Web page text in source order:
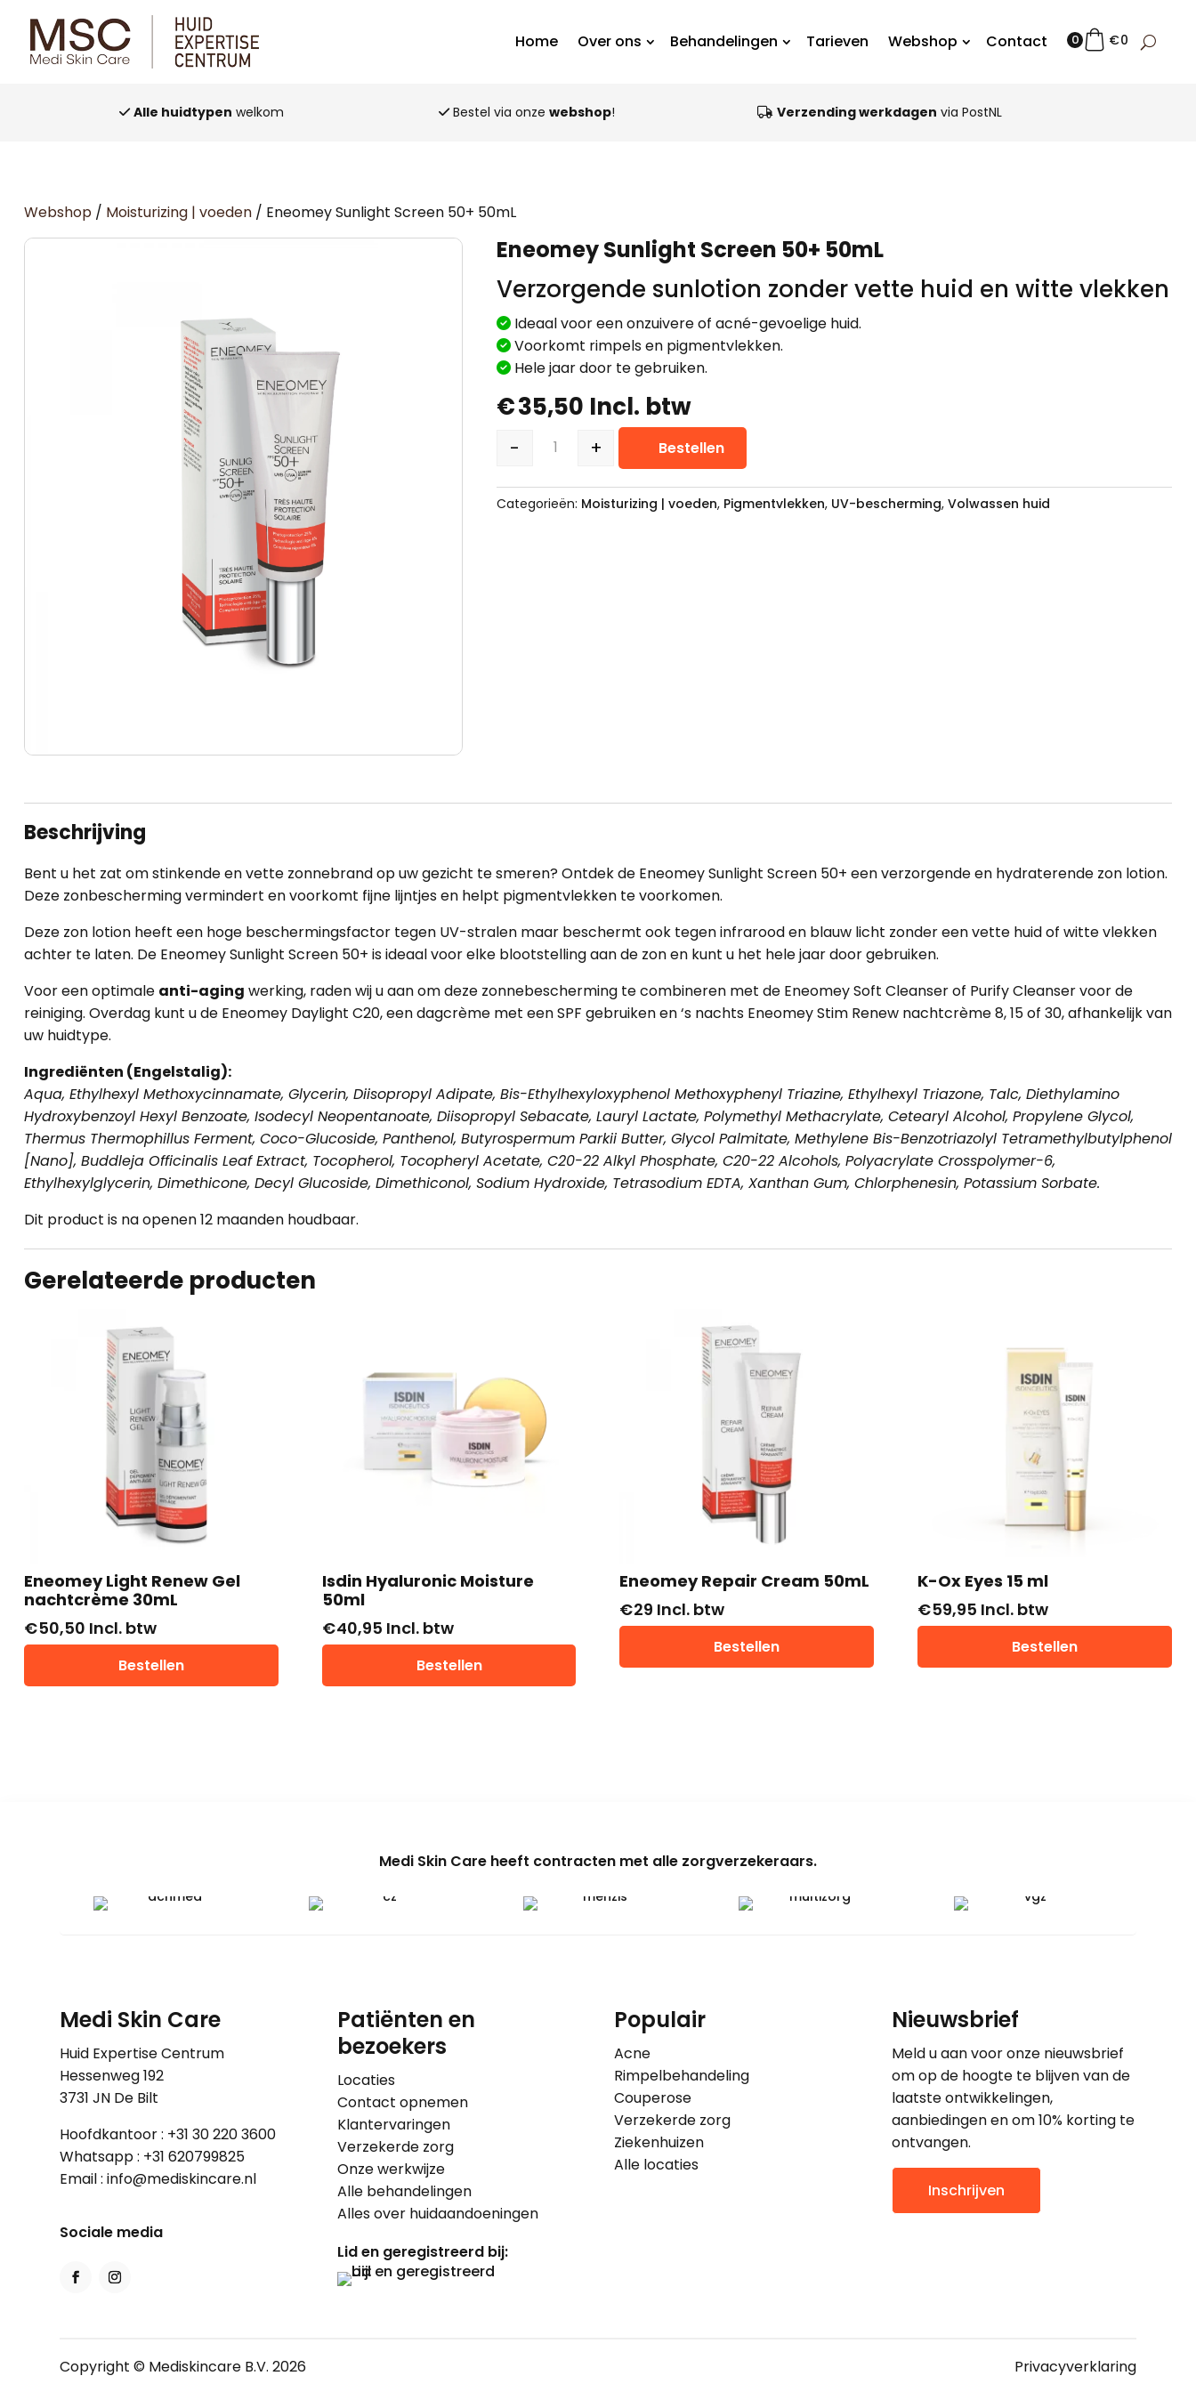
Home Over ons Behandelingen Tarieven Webshop Contact 0 €0
Alle huidtypen welkom Bestel via onze webshop! Verzending werkdagen via PostNL
Webshop/ Moisturizing | voeden/ Eneomey Sunlight Screen 50+ 50mL
Eneomey Sunlight Screen 50+ 50mL
Verzorgende sunlotion zonder vette huid en witte vlekken
Ideaal voor een onzuivere of acné-gevoelige huid.
Voorkomt rimpels en pigmentvlekken.
Hele jaar door te gebruiken.
€35,50 Incl. btw
Eneomey Sunlight Screen 50+ 50mL aantal
- + Bestellen
Categorieën: Moisturizing | voeden, Pigmentvlekken, UV-bescherming,Volwassen huid
Beschrijving
Bent u het zat om stinkende en vette zonnebrand op uw gezicht te smeren? Ontdek de Eneomey Sunlight Screen 50+ een verzorgende en hydraterende zon lotion.
Deze zonbescherming vermindert en voorkomt fijne lijntjesen helpt pigmentvlekkente voorkomen.
Deze zon lotion heeft een hoge beschermingsfactor tegen UV-stralen maar beschermt ook tegen infrarood en blauw licht zonder een vette huid of witte vlekken
achter te laten. De Eneomey Sunlight Screen 50+ is ideaal voor elke blootstelling aan de zon en kunt u het hele jaar door gebruiken.
Voor een optimale anti-aging werking, raden wij u aan om deze zonnebescherming te combineren met de Eneomey Soft Cleanserof Purify Cleanservoor de
reiniging. Overdag kunt u de Eneomey Daylight C20, een dagcrème met een SPF gebruiken en ‘s nachts Eneomey Stim Renew nachtcrème 8,15of 30, afhankelijk van
uw huidtype.
Ingrediënten (Engelstalig):
Aqua, Ethylhexyl Methoxycinnamate, Glycerin, Diisopropyl Adipate, Bis-Ethylhexyloxyphenol Methoxyphenyl Triazine, Ethylhexyl Triazone, Talc, Diethylamino
Hydroxybenzoyl Hexyl Benzoate, Isodecyl Neopentanoate, Diisopropyl Sebacate, Lauryl Lactate, Polymethyl Methacrylate, Cetearyl Alcohol, Propylene Glycol,
Thermus Thermophillus Ferment, Coco-Glucoside, Panthenol, Butyrospermum Parkii Butter, Glycol Palmitate, Methylene Bis-Benzotriazolyl Tetramethylbutylphenol
[Nano], Buddleja Officinalis Leaf Extract, Tocopherol, Tocopheryl Acetate, C20-22 Alkyl Phosphate, C20-22 Alcohols, Polyacrylate Crosspolymer-6,
Ethylhexylglycerin, Dimethicone, Decyl Glucoside, Dimethiconol, Sodium Hydroxide, Tetrasodium EDTA, Xanthan Gum, Chlorphenesin, Potassium Sorbate.
Dit product is na openen 12 maanden houdbaar.
Gerelateerde producten
Eneomey Light Renew Gel
nachtcrème 30mL
€50,50 Incl. btw
Bestellen
Isdin Hyaluronic Moisture
50ml
€40,95 Incl. btw
Bestellen
Eneomey Repair Cream 50mL
€29 Incl. btw
Bestellen
K-Ox Eyes 15 ml
€59,95 Incl. btw
Bestellen
Medi Skin Care heeft contracten met alle zorgverzekeraars.
Medi Skin Care
Huid Expertise Centrum
Hessenweg 192
3731 JN De Bilt
Hoofdkantoor : +31 30 220 3600
Whatsapp : +31 620799825
Email : info@mediskincare.nl
Sociale media
Patiënten en
bezoekers
Locaties
Contact opnemen
Klantervaringen
Verzekerde zorg
Onze werkwijze
Alle behandelingen
Alles over huidaandoeningen
Lid en geregistreerd bij:
Populair
Acne
Rimpelbehandeling
Couperose
Verzekerde zorg
Ziekenhuizen
Alle locaties
Nieuwsbrief
Meld u aan voor onze nieuwsbrief
om op de hoogte te blijven van de
laatste ontwikkelingen,
aanbiedingen en om 10% korting te
ontvangen.
Inschrijven
Copyright © Mediskincare B.V. 2026 Privacyverklaring